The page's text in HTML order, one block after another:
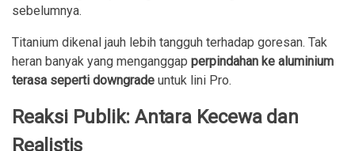
sebelumnya.
Titanium dikenal jauh lebih tangguh terhadap goresan. Tak
heran banyak yang menganggap perpindahan ke aluminium
terasa seperti downgrade untuk lini Pro.
Reaksi Publik: Antara Kecewa dan
Realistis